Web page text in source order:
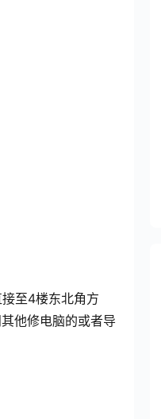
至4楼东北角方
他修电脑的或者导